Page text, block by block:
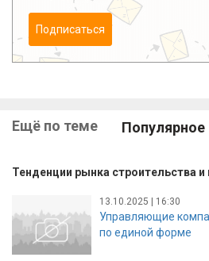
Подписаться
Ещё по теме Популярное
Тенденции рынка строительства
13.10.2025 | 16:30
Управляющие
по единой форме